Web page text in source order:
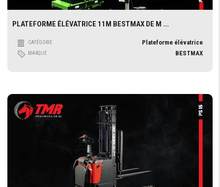
PLATEFORME ÉLÉVATRICE 11M BESTMAX DE M ...
CATÉGORIE Plateforme élévatrice
MARQUE BESTMAX